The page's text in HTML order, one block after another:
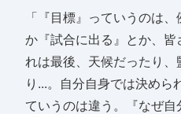
「『目標』っていうのは
か『試合に出る』とか、
れは最後、天候だったり
り...。自分自身では決めら
ていうのは違う。『なぜ